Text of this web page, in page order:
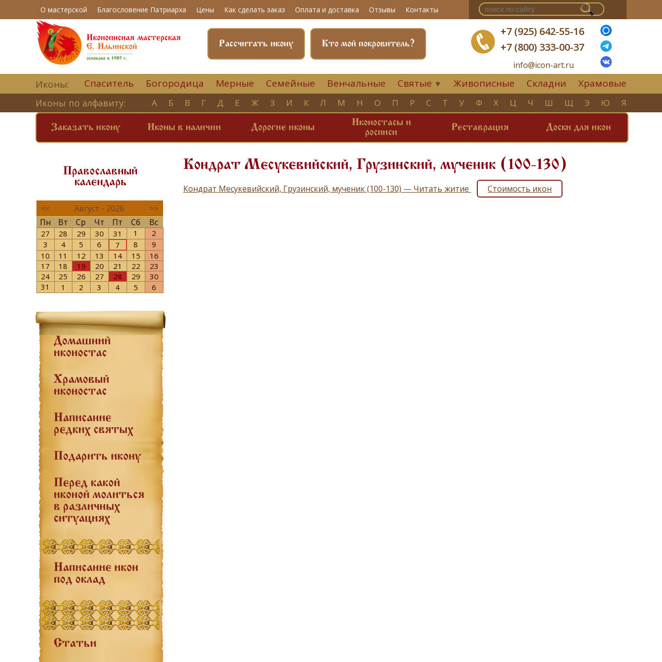
О мастерской Благословение Патриарха Цены Как сделать заказ Оплата и доставка Отзывы Контакты
+7 (925) 642-55-16
+7 (800) 333-00-37
info@icon-art.ru
Кто мой покровитель?
Рассчитать икону
Иконы: Спаситель Богородица Мерные Семейные Венчальные Святые ▼ Живописные Складни Храмовые
Иконы по алфавиту: А Б В Г Д Е Ж З И К Л М Н О П Р С Т У Ф Х Ц Ч Ш Щ Э Ю Я
Заказать икону Иконы в наличии Дорогие иконы
Иконостасы и
росписи
Реставрация Доски для икон
Православный
календарь
<< Август - 2026
>>
Пн
Вт Ср Чт Пт Сб Вс
27 28 29 30 31 1
2
3
4 5 6 7 8
9
10
11 12 13 14 15
16
17
18 19 20 21 22
23
24
25 26 27 28 29
30
31
1 2 3 4 5 6
Домашний
иконостас
Храмовый
иконостас
Написание
редких святых
Подарить икону
Перед какой
иконой молиться
в различных
ситуациях
Написание икон
под оклад
Статьи
Кондрат Месукевийский, Грузинский, мученик (100-130)
Кондрат Месукевийский, Грузинский, мученик (100-130) — Читать житие Стоимость икон